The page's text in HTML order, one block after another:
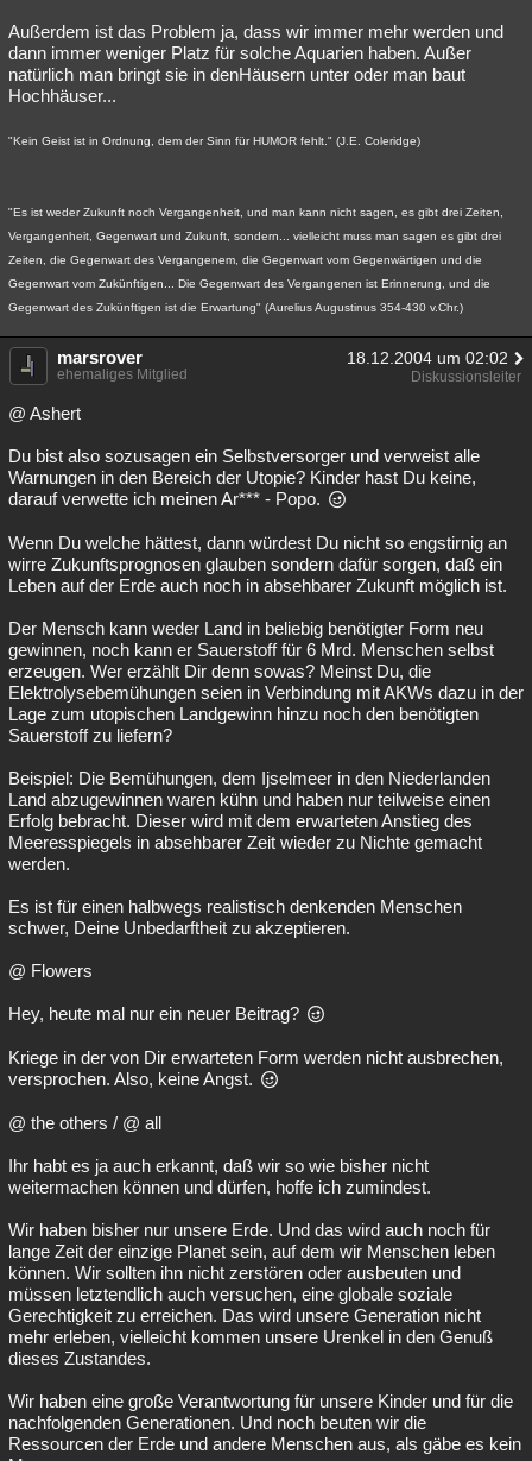
Außerdem ist das Problem ja, dass wir immer mehr werden und
dann immer weniger Platz für solche Aquarien haben. Außer
natürlich man bringt sie in denHäusern unter oder man baut
Hochhäuser...
"Kein Geist ist in Ordnung, dem der Sinn für HUMOR fehlt." (J.E. Coleridge)
"Es ist weder Zukunft noch Vergangenheit, und man kann nicht sagen, es gibt drei Zeiten,
Vergangenheit, Gegenwart und Zukunft, sondern... vielleicht muss man sagen es gibt drei
Zeiten, die Gegenwart des Vergangenem, die Gegenwart vom Gegenwärtigen und die
Gegenwart vom Zukünftigen... Die Gegenwart des Vergangenen ist Erinnerung, und die
Gegenwart des Zukünftigen ist die Erwartung" (Aurelius Augustinus 354-430 v.Chr.)
marsrover 18.12.2004 um 02:02
ehemaliges Mitglied Diskussionsleiter
@ Ashert
Du bist also sozusagen ein Selbstversorger und verweist alle
Warnungen in den Bereich der Utopie? Kinder hast Du keine,
darauf verwette ich meinen Ar*** - Popo.
Wenn Du welche hättest, dann würdest Du nicht so engstirnig an
wirre Zukunftsprognosen glauben sondern dafür sorgen, daß ein
Leben auf der Erde auch noch in absehbarer Zukunft möglich ist.
Der Mensch kann weder Land in beliebig benötigter Form neu
gewinnen, noch kann er Sauerstoff für 6 Mrd. Menschen selbst
erzeugen. Wer erzählt Dir denn sowas? Meinst Du, die
Elektrolysebemühungen seien in Verbindung mit AKWs dazu in der
Lage zum utopischen Landgewinn hinzu noch den benötigten
Sauerstoff zu liefern?
Beispiel: Die Bemühungen, dem Ijselmeer in den Niederlanden
Land abzugewinnen waren kühn und haben nur teilweise einen
Erfolg bebracht. Dieser wird mit dem erwarteten Anstieg des
Meeresspiegels in absehbarer Zeit wieder zu Nichte gemacht
werden.
Es ist für einen halbwegs realistisch denkenden Menschen
schwer, Deine Unbedarftheit zu akzeptieren.
@ Flowers
Hey, heute mal nur ein neuer Beitrag?
Kriege in der von Dir erwarteten Form werden nicht ausbrechen,
versprochen. Also, keine Angst.
@ the others / @ all
Ihr habt es ja auch erkannt, daß wir so wie bisher nicht
weitermachen können und dürfen, hoffe ich zumindest.
Wir haben bisher nur unsere Erde. Und das wird auch noch für
lange Zeit der einzige Planet sein, auf dem wir Menschen leben
können. Wir sollten ihn nicht zerstören oder ausbeuten und
müssen letztendlich auch versuchen, eine globale soziale
Gerechtigkeit zu erreichen. Das wird unsere Generation nicht
mehr erleben, vielleicht kommen unsere Urenkel in den Genuß
dieses Zustandes.
Wir haben eine große Verantwortung für unsere Kinder und für die
nachfolgenden Generationen. Und noch beuten wir die
Ressourcen der Erde und andere Menschen aus, als gäbe es kein